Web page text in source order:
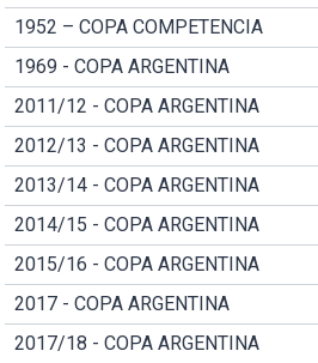
1952 – COPA COMPETENCIA
1969 - COPA ARGENTINA
2011/12 - COPA ARGENTINA
2012/13 - COPA ARGENTINA
2013/14 - COPA ARGENTINA
2014/15 - COPA ARGENTINA
2015/16 - COPA ARGENTINA
2017 - COPA ARGENTINA
2017/18 - COPA ARGENTINA